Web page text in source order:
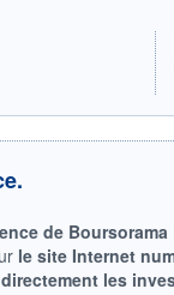
de Boursorama
le site Internet
les